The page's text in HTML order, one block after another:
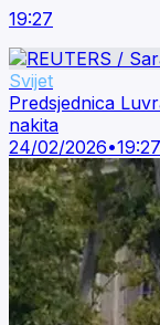
19:27
Svijet
Predsjednica
nakita
24/02/2026•19:27